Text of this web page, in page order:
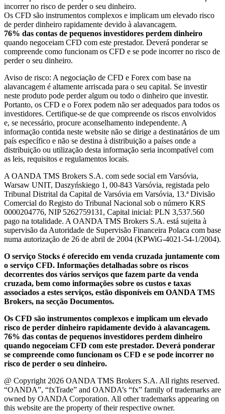
incorrer no risco de perder o seu dinheiro.
Os CFD são instrumentos complexos e implicam um elevado risco
de perder dinheiro rapidamente devido à alavancagem.
76% das contas de pequenos investidores perdem dinheiro
quando negoceiam CFD com este prestador. Deverá ponderar se
compreende como funcionam os CFD e se pode incorrer no risco de
perder o seu dinheiro.
Aviso de risco: A negociação de CFD e Forex com base na
alavancagem é altamente arriscada para o seu capital. Se investir
neste produto pode perder algum ou todo o dinheiro que investir.
Portanto, os CFD e o Forex podem não ser adequados para todos os
investidores. Certifique-se de que compreende os riscos envolvidos
e, se necessário, procure aconselhamento independente. A
informação contida neste website não se dirige a destinatários de um
país específico e não se destina à distribuição a países onde a
distribuição ou utilização desta informação seria incompatível com
as leis, requisitos e regulamentos locais.
A OANDA TMS Brokers S.A. com sede social em Varsóvia,
Warsaw UNIT, Daszyńskiego 1, 00-843 Varsóvia, registada pelo
Tribunal Distrital da Capital de Varsóvia em Varsóvia, 13.ª Divisão
Comercial do Registo do Tribunal Nacional sob o número KRS
0000204776, NIP 5262759131, Capital inicial: PLN 3,537.560
pago na totalidade. A OANDA TMS Brokers S.A. está sujeita à
supervisão da Autoridade de Supervisão Financeira Polaca com base
numa autorização de 26 de abril de 2004 (KPWiG-4021-54-1/2004).
O serviço Stocks é oferecido em venda cruzada juntamente com
o serviço CFD. Informações detalhadas sobre os riscos
decorrentes dos vários serviços que fazem parte da venda
cruzada, bem como informações sobre os custos e taxas
associados a estes serviços, estão disponíveis em OANDA TMS
Brokers, na secção Documentos.
Os CFD são instrumentos complexos e implicam um elevado
risco de perder dinheiro rapidamente devido à alavancagem.
76% das contas de pequenos investidores perdem dinheiro
quando negoceiam CFD com este prestador. Deverá ponderar
se compreende como funcionam os CFD e se pode incorrer no
risco de perder o seu dinheiro.
@ Copyright 2026 OANDA TMS Brokers S.A. All rights reserved.
“OANDA”, “fxTrade” and OANDA’s “fx” family of trademarks are
owned by OANDA Corporation. All other trademarks appearing on
this website are the property of their respective owner.